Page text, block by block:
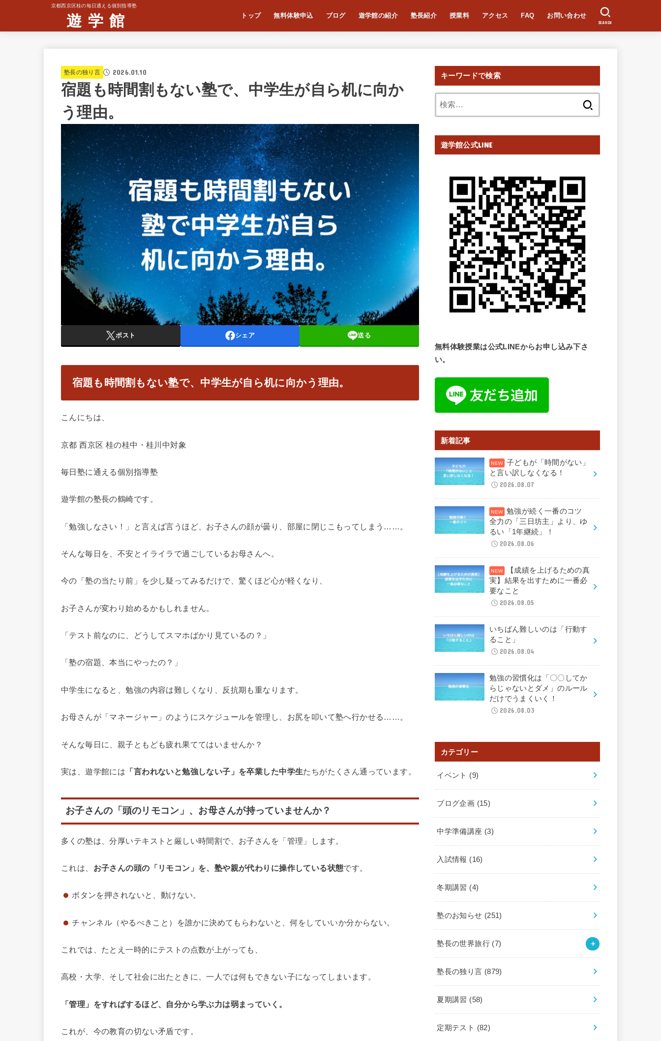
京都西京区桂の毎日通える個別指導塾
遊 学 館 トップ 無料体験申込 ブログ 遊学館の紹介 塾長紹介 授業料 アクセス FAQ お問い合わせ
SEARCH
塾長の独り言 2026.01.10
宿題も時間割もない塾で、中学生が自ら机に向か
う理由。
ポスト シェア 送る
宿題も時間割もない塾で、中学生が自ら机に向かう理由。
こんにちは、
京都 西京区 桂の桂中・桂川中対象
毎日塾に通える個別指導塾
遊学館の塾長の鶴崎です。
「勉強しなさい！」と言えば言うほど、お子さんの顔が曇り、部屋に閉じこもってしまう……。
そんな毎日を、不安とイライラで過ごしているお母さんへ。
今の「塾の当たり前」を少し疑ってみるだけで、驚くほど心が軽くなり、
お子さんが変わり始めるかもしれません。
「テスト前なのに、どうしてスマホばかり見ているの？」
「塾の宿題、本当にやったの？」
中学生になると、勉強の内容は難しくなり、反抗期も重なります。
お母さんが「マネージャー」のようにスケジュールを管理し、お尻を叩いて塾へ行かせる……。
そんな毎日に、親子ともども疲れ果ててはいませんか？
実は、遊学館には 「言われないと勉強しない子」を卒業した中学生たちがたくさん通っています。
お子さんの「頭のリモコン」、お母さんが持っていませんか？
多くの塾は、分厚いテキストと厳しい時間割で、お子さんを「管理」します。
これは、 お子さんの頭の「リモコン」を、塾や親が代わりに操作している状態です。
ボタンを押されないと、動けない。
チャンネル（やるべきこと）を誰かに決めてもらわないと、何をしていいか分からない。
これでは、たとえ一時的にテストの点数が上がっても、
高校・大学、そして社会に出たときに、一人では何もできない子になってしまいます。
「管理」をすればするほど、自分から学ぶ力は弱まっていく。
これが、今の教育の切ない矛盾です。
キーワードで検索
遊学館公式LINE
無料体験授業は公式LINEからお申し込み下さ
い。
新着記事
子どもが「時間がない」
と言い訳しなくなる！
2026.08.07
勉強が続く一番のコツ
全力の「三日坊主」より、ゆ
るい「1年継続」！
2026.08.06
【成績を上げるための真
実】結果を出すために一番必
要なこと
2026.08.05
いちばん難しいのは「行動す
ること」
2026.08.04
勉強の習慣化は「〇〇してか
らじゃないとダメ」のルール
だけでうまくいく！
2026.08.03
カテゴリー
イベント (9)
ブログ企画 (15)
中学準備講座 (3)
入試情報 (16)
冬期講習 (4)
塾のお知らせ (251)
塾長の世界旅行 (7)
塾長の独り言 (879)
夏期講習 (58)
定期テスト (82)